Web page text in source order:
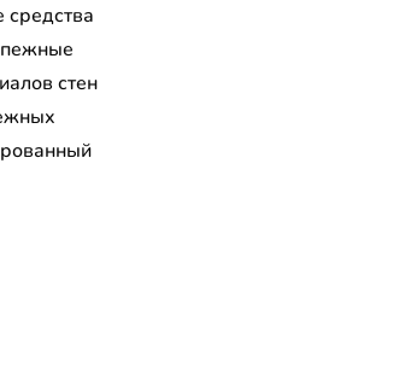
стен